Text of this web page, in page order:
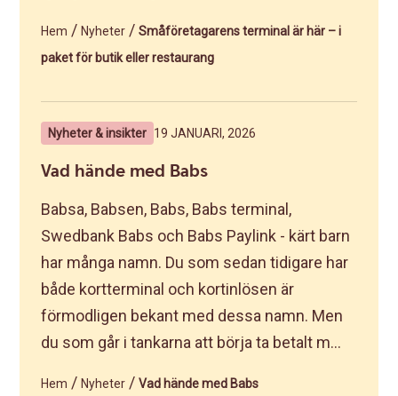
Hem /Nyheter /Småföretagarens terminal är här – i
paket för butik eller restaurang
Nyheter & insikter 19 JANUARI, 2026
Vad hände med Babs
Babsa, Babsen, Babs, Babs terminal,
Swedbank Babs och Babs Paylink - kärt barn
har många namn. Du som sedan tidigare har
både kortterminal och kortinlösen är
förmodligen bekant med dessa namn. Men
du som går i tankarna att börja ta betalt m...
Hem /Nyheter /Vad hände med Babs